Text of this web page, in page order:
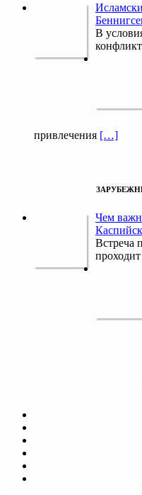
В
привлечения […]
Чем
Встреча